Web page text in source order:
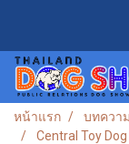
หน้าแรก บทควา
Central Toy